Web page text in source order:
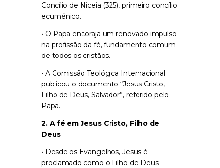
Concílio de Niceia (325), primeiro concílio
ecuménico.
• O Papa encoraja um renovado impulso
na profissão da fé, fundamento comum
de todos os cristãos.
• A Comissão Teológica Internacional
publicou o documento“Jesus Cristo,
Filho de Deus, Salvador”, referido pelo
Papa.
2. A fé em Jesus Cristo, Filho de
Deus
• Desde os Evangelhos, Jesus é
proclamado como o Filho de Deus